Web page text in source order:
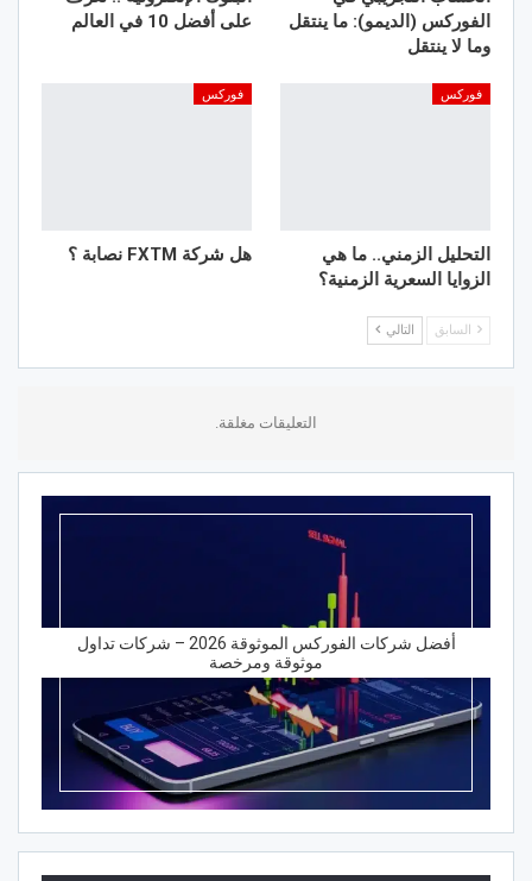
الفوركس (الديمو): ما ينتقل
وما لا ينتقل
على أفضل 10 في العالم
فوركس
التحليل الزمني.. ما هي
الزوايا السعرية الزمنية؟
فوركس
هل شركة FXTM نصابة ؟
السابق التالي
التعليقات مغلقة.
أفضل شركات الفوركس الموثوقة 2026 – شركات تداول
موثوقة ومرخصة